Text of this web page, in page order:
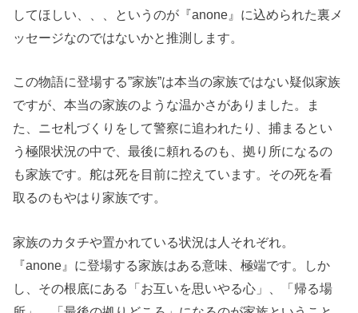
してほしい、、、というのが『anone』に込められた裏メ
ッセージなのではないかと推測します。
この物語に登場する”家族”は本当の家族ではない疑似家族
ですが、本当の家族のような温かさがありました。ま
た、ニセ札づくりをして警察に追われたり、捕まるとい
う極限状況の中で、最後に頼れるのも、拠り所になるの
も家族です。舵は死を目前に控えています。その死を看
取るのもやはり家族です。
家族のカタチや置かれている状況は人それぞれ。
『anone』に登場する家族はある意味、極端です。しか
し、その根底にある「お互いを思いやる心」、「帰る場